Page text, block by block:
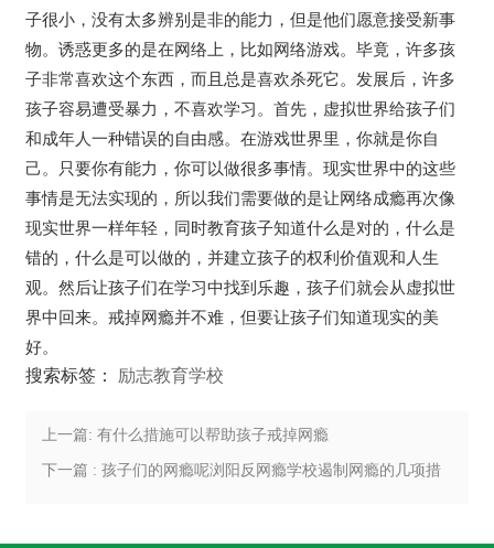
子很小，没有太多辨别是非的能力，但是他们愿意接受新事
物。诱惑更多的是在网络上，比如网络游戏。毕竟，许多孩
子非常喜欢这个东西，而且总是喜欢杀死它。发展后，许多
孩子容易遭受暴力，不喜欢学习。首先，虚拟世界给孩子们
和成年人一种错误的自由感。在游戏世界里，你就是你自
己。只要你有能力，你可以做很多事情。现实世界中的这些
事情是无法实现的，所以我们需要做的是让网络成瘾再次像
现实世界一样年轻，同时教育孩子知道什么是对的，什么是
错的，什么是可以做的，并建立孩子的权利价值观和人生
观。然后让孩子们在学习中找到乐趣，孩子们就会从虚拟世
界中回来。戒掉网瘾并不难，但要让孩子们知道现实的美
好。
搜索标签： 励志教育学校
上一篇: 有什么措施可以帮助孩子戒掉网瘾
下一篇 : 孩子们的网瘾呢浏阳反网瘾学校遏制网瘾的几项措